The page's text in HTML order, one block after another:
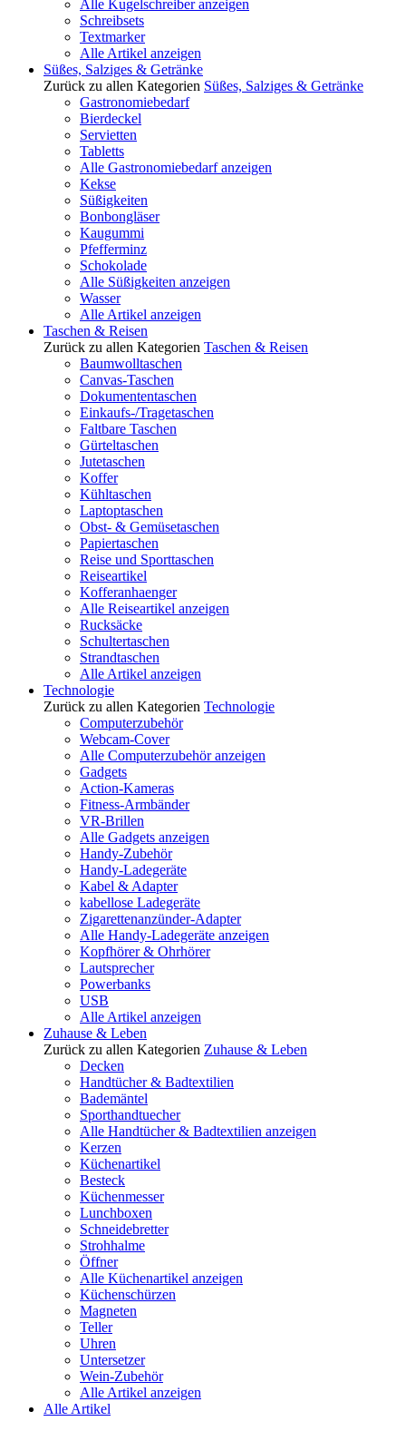
Alle Kugelschreiber anzeigen
Schreibsets
Textmarker
Alle Artikel anzeigen
Süßes, Salziges & Getränke
Zurück zu allen Kategorien Süßes, Salziges & Getränke
Gastronomiebedarf
Bierdeckel
Servietten
Tabletts
Alle Gastronomiebedarf anzeigen
Kekse
Süßigkeiten
Bonbongläser
Kaugummi
Pfefferminz
Schokolade
Alle Süßigkeiten anzeigen
Wasser
Alle Artikel anzeigen
Taschen & Reisen
Zurück zu allen Kategorien Taschen & Reisen
Baumwolltaschen
Canvas-Taschen
Dokumententaschen
Einkaufs-/Tragetaschen
Faltbare Taschen
Gürteltaschen
Jutetaschen
Koffer
Kühltaschen
Laptoptaschen
Obst- & Gemüsetaschen
Papiertaschen
Reise und Sporttaschen
Reiseartikel
Kofferanhaenger
Alle Reiseartikel anzeigen
Rucksäcke
Schultertaschen
Strandtaschen
Alle Artikel anzeigen
Technologie
Zurück zu allen Kategorien Technologie
Computerzubehör
Webcam-Cover
Alle Computerzubehör anzeigen
Gadgets
Action-Kameras
Fitness-Armbänder
VR-Brillen
Alle Gadgets anzeigen
Handy-Zubehör
Handy-Ladegeräte
Kabel & Adapter
kabellose Ladegeräte
Zigarettenanzünder-Adapter
Alle Handy-Ladegeräte anzeigen
Kopfhörer & Ohrhörer
Lautsprecher
Powerbanks
USB
Alle Artikel anzeigen
Zuhause & Leben
Zurück zu allen Kategorien Zuhause & Leben
Decken
Handtücher & Badtextilien
Bademäntel
Sporthandtuecher
Alle Handtücher & Badtextilien anzeigen
Kerzen
Küchenartikel
Besteck
Küchenmesser
Lunchboxen
Schneidebretter
Strohhalme
Öffner
Alle Küchenartikel anzeigen
Küchenschürzen
Magneten
Teller
Uhren
Untersetzer
Wein-Zubehör
Alle Artikel anzeigen
Alle Artikel